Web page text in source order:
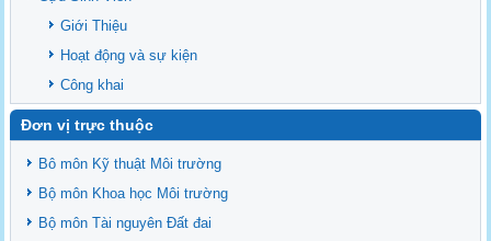
Giới Thiệu
Hoạt động và sự kiện
Công khai
Đơn vị trực thuộc
Bô môn Kỹ thuật Môi trường
Bộ môn Khoa học Môi trường
Bộ môn Tài nguyên Đất đai